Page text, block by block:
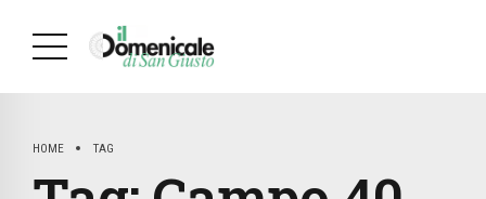
HOME TAG